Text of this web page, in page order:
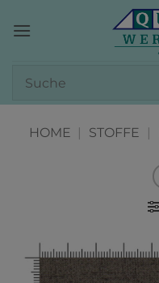
Inhalt
HOME | STOFFE |